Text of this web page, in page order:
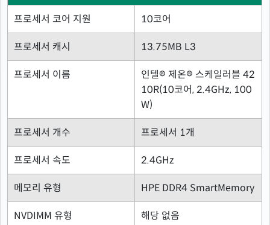
프로세서 코어 지원 10코어
프로세서 캐시 13.75MB L3
프로세서 이름
인텔® 제온® 스케일러블 42
10R(10코어, 2.4GHz, 100
W)
프로세서 개수 프로세서 1개
프로세서 속도 2.4GHz
메모리 유형 HPE DDR4 SmartMemory
NVDIMM 유형 해당 없음